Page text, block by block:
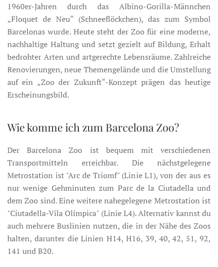
1960er-Jahren durch das Albino-Gorilla-Männchen
„Floquet de Neu“ (Schneeflöckchen), das zum Symbol
Barcelonas wurde. Heute steht der Zoo für eine moderne,
nachhaltige Haltung und setzt gezielt auf Bildung, Erhalt
bedrohter Arten und artgerechte Lebensräume. Zahlreiche
Renovierungen, neue Themengelände und die Umstellung
auf ein „Zoo der Zukunft“-Konzept prägen das heutige
Erscheinungsbild.
Wie komme ich zum Barcelona Zoo?
Der Barcelona Zoo ist bequem mit verschiedenen
Transportmitteln erreichbar. Die nächstgelegene
Metrostation ist "Arc de Triomf" (Linie L1), von der aus es
nur wenige Gehminuten zum Parc de la Ciutadella und
dem Zoo sind. Eine weitere nahegelegene Metrostation ist
"Ciutadella-Vila Olímpica" (Linie L4). Alternativ kannst du
auch mehrere Buslinien nutzen, die in der Nähe des Zoos
halten, darunter die Linien H14, H16, 39, 40, 42, 51, 92,
141 und B20.